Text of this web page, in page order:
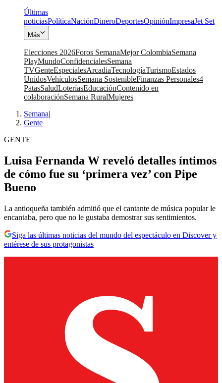
Últimas
noticiasPolíticaNaciónDineroDeportesOpiniónImpresaJet Set
Más
Elecciones 2026Foros SemanaMejor ColombiaSemana
PlayMundoConfidencialesSemana
TVGenteEspecialesArcadiaTecnologíaTurismoEstados
UnidosVehículosSemana SostenibleFinanzas Personales4
PatasSaludLoteríasEducaciónContenido en
colaboraciónSemana RuralMujeres
Semana|
Gente
GENTE
Luisa Fernanda W reveló detalles íntimos
de cómo fue su ‘primera vez’ con Pipe
Bueno
La antioqueña también admitió que el cantante de música popular le
encantaba, pero que no le gustaba demostrar sus sentimientos.
Siga las últimas noticias del mundo del espectáculo en Discover y
entérese de sus protagonistas